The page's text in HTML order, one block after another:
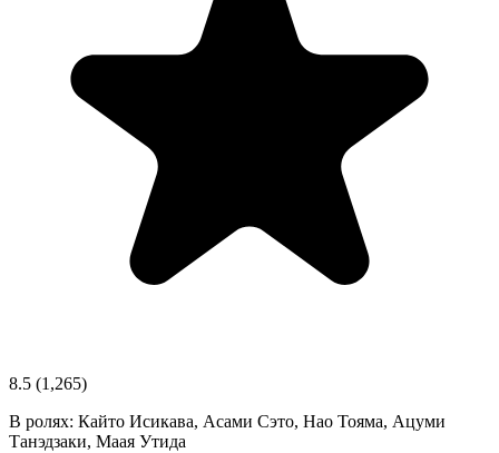
8.5 (1,265)
В ролях: Кайто Исикава, Асами Сэто, Нао Тояма, Ацуми
Танэдзаки, Маая Утида